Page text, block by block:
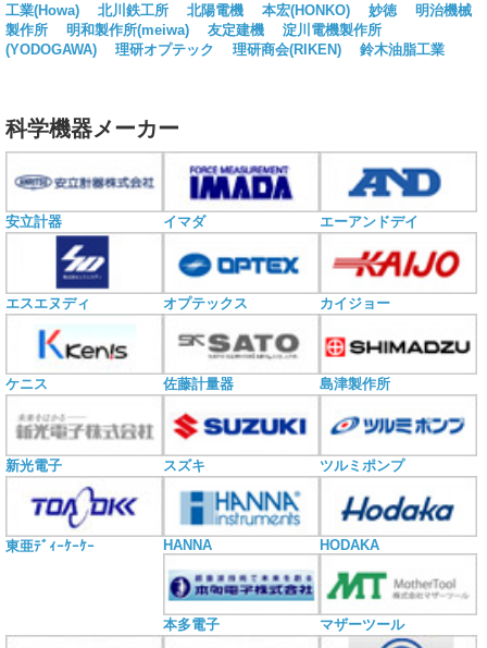
工業(Howa)
北川鉄工所 北陽電機 本宏(HONKO) 妙徳
明治機械
製作所
明和製作所(meiwa) 友定建機
淀川電機製作所
(YODOGAWA)
理研オプテック 理研商会(RIKEN) 鈴木油脂工業
科学機器メーカー
安立計器 イマダ エーアンドデイ
エスエヌディ オプテックス カイジョー
ケニス 佐藤計量器 島津製作所
新光電子 スズキ ツルミポンプ
東亜ﾃﾞｨｰｹｰｹｰ HANNA HODAKA
本多電子 マザーツール